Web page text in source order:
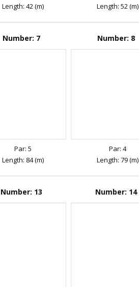
Length: 42 (m)
Length: 52 (m)
Number: 7
Par: 5
Length: 84 (m)
Number: 8
Par: 4
Length: 79 (m)
Number: 13 Number: 14